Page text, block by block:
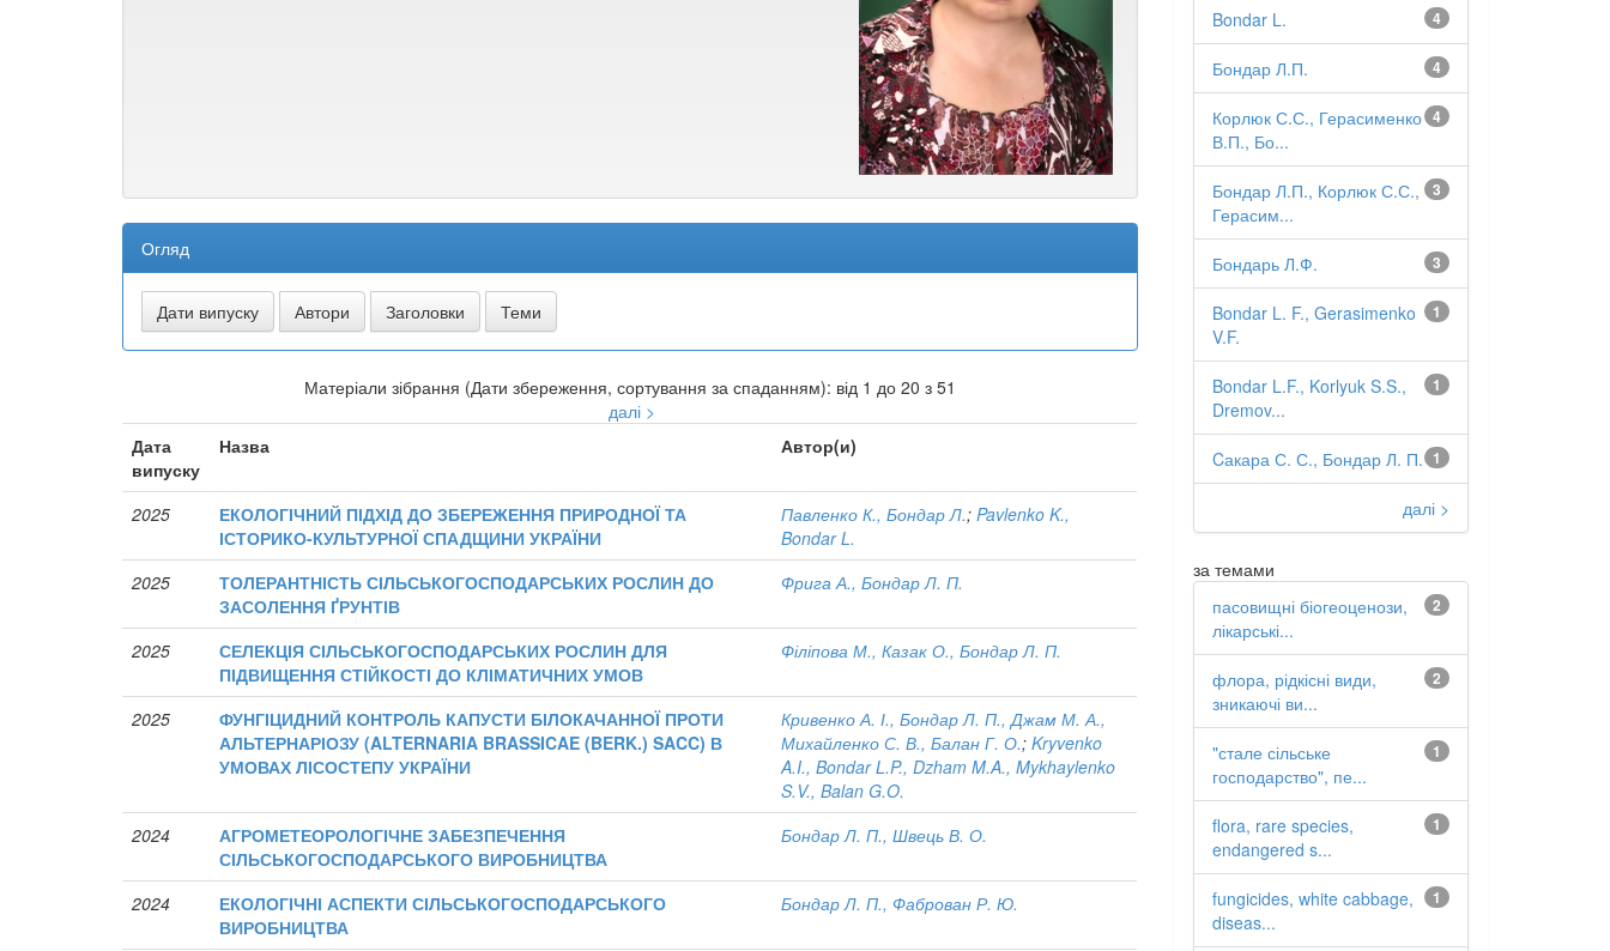
Огляд
Матеріали зібрання (Дати збереження, сортування за спаданням): від 1 до 20 з 51
далі >
Дата
випуску
Назва Автор(и)
2025
ЕКОЛОГІЧНИЙ ПІДХІД ДО ЗБЕРЕЖЕННЯ ПРИРОДНОЇ ТА
ІСТОРИКО-КУЛЬТУРНОЇ СПАДЩИНИ УКРАЇНИ
Павленко К., Бондар Л.;Pavlenko K.,
Bondar L.
2025
ТОЛЕРАНТНІСТЬ СІЛЬСЬКОГОСПОДАРСЬКИХ РОСЛИН ДО
ЗАСОЛЕННЯ ҐРУНТІВ
Фрига А., Бондар Л. П.
2025
СЕЛЕКЦІЯ СІЛЬСЬКОГОСПОДАРСЬКИХ РОСЛИН ДЛЯ
ПІДВИЩЕННЯ СТІЙКОСТІ ДО КЛІМАТИЧНИХ УМОВ
Філіпова М., Казак О., Бондар Л. П.
2025
ФУНГІЦИДНИЙ КОНТРОЛЬ КАПУСТИ БІЛОКАЧАННОЇ ПРОТИ
АЛЬТЕРНАРІОЗУ (ALTERNARIA BRASSICAE (BERK.) SACC) В
УМОВАХ ЛІСОСТЕПУ УКРАЇНИ
Кривенко А. І., Бондар Л. П., Джам М. А.,
Михайленко С. В., Балан Г. О.;Kryvenko
A.I., Bondar L.P., Dzham M.A., Mykhaylenko
S.V., Balan G.O.
2024
АГРОМЕТЕОРОЛОГІЧНЕ ЗАБЕЗПЕЧЕННЯ
СІЛЬСЬКОГОСПОДАРСЬКОГО ВИРОБНИЦТВА
Бондар Л. П., Швець В. О.
2024
ЕКОЛОГІЧНІ АСПЕКТИ СІЛЬСЬКОГОСПОДАРСЬКОГО
ВИРОБНИЦТВА
Бондар Л. П., Фаброван Р. Ю.
4
Bondar L.
4
Бондар Л.П.
4
Корлюк С.С., Герасименко
В.П., Бо...
3
Бондар Л.П., Корлюк С.С.,
Герасим...
3
Бондарь Л.Ф.
1
Bondar L. F., Gerasimenko
V.F.
1
Bondar L.F., Korlyuk S.S.,
Dremov...
1
Cакара С. С., Бондар Л. П.
далі >
за темами
2
пасовищні біогеоценози,
лікарські...
2
флора, рідкісні види,
зникаючі ви...
1
"стале сільське
господарство", пе...
1
flora, rare species,
endangered s...
1
fungicides, white cabbage,
diseas...